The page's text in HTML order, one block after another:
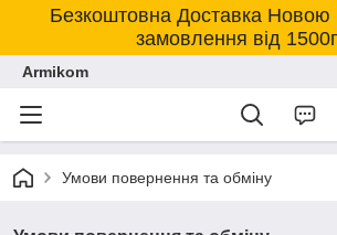
Безкоштовна Доставка
замовлення від
Armikom
Умови повернення та обміну